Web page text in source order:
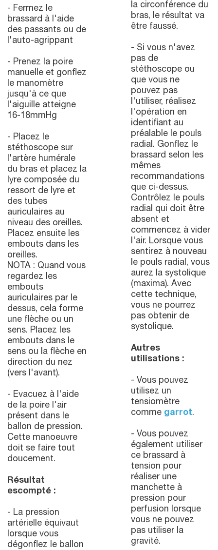
- Fermez le
brassard à l'aide
des passants ou de
l'auto-agrippant
- Prenez la poire
manuelle et gonflez
le manomètre
jusqu'à ce que
l'aiguille atteigne
16-18mmHg
- Placez le
stéthoscope sur
l'artère humérale
du bras et placez la
lyre composée du
ressort de lyre et
des tubes
auriculaires au
niveau des oreilles.
Placez ensuite les
embouts dans les
oreilles.
NOTA : Quand vous
regardez les
embouts
auriculaires par le
dessus, cela forme
une flèche ou un
sens. Placez les
embouts dans le
sens ou la flèche en
direction du nez
(vers l'avant).
- Evacuez à l'aide
de la poire l'air
présent dans le
ballon de pression.
Cette manoeuvre
doit se faire tout
doucement.
Résultat
escompté :
- La pression
artérielle équivaut
lorsque vous
dégonflez le ballon
la circonférence du
bras, le résultat va
être faussé.
- Si vous n'avez
pas de
stéthoscope ou
que vous ne
pouvez pas
l'utiliser, réalisez
l'opération en
identifiant au
préalable le pouls
radial. Gonflez le
brassard selon les
mêmes
recommandations
que ci-dessus.
Contrôlez le pouls
radial qui doit être
absent et
commencez à vider
l'air. Lorsque vous
sentirez à nouveau
le pouls radial, vous
aurez la systolique
(maxima). Avec
cette technique,
vous ne pourrez
pas obtenir de
systolique.
Autres
utilisations :
- Vous pouvez
utilisez un
tensiomètre
comme garrot.
- Vous pouvez
également utiliser
ce brassard à
tension pour
réaliser une
manchette à
pression pour
perfusion lorsque
vous ne pouvez
pas utiliser la
gravité.